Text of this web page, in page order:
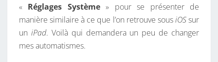
T
Â
« Réglages Système» pour se présenter de
manière similaire à ce que l’on retrouve sousiOSsur
un iPad. Voilà qui demandera un peu de changer
mes automatismes.